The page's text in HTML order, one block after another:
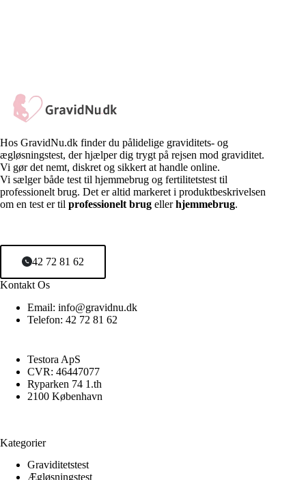
Hos GravidNu.dk finder du pålidelige graviditets- og
ægløsningstest, der hjælper dig trygt på rejsen mod graviditet.
Vi gør det nemt, diskret og sikkert at handle online.
Vi sælger både test til hjemmebrug og fertilitetstest til
professionelt brug. Det er altid markeret i produktbeskrivelsen
om en test er til professionelt brug ellerhjemmebrug.
42 72 81 62
Kontakt Os
Email: info@gravidnu.dk
Telefon: 42 72 81 62
Testora ApS
CVR: 46447077
Ryparken 74 1.th
2100 København
Kategorier
Graviditetstest
Ægløsningstest